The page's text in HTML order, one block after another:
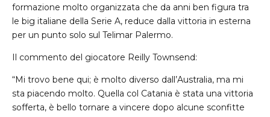
formazione molto organizzata che da anni ben figura tra
le big italiane della Serie A, reduce dalla vittoria in esterna
per un punto solo sul Telimar Palermo.
Il commento del giocatore Reilly Townsend:
“Mi trovo bene qui; è molto diverso dall’Australia, ma mi
sta piacendo molto. Quella col Catania è stata una vittoria
sofferta, è bello tornare a vincere dopo alcune sconfitte